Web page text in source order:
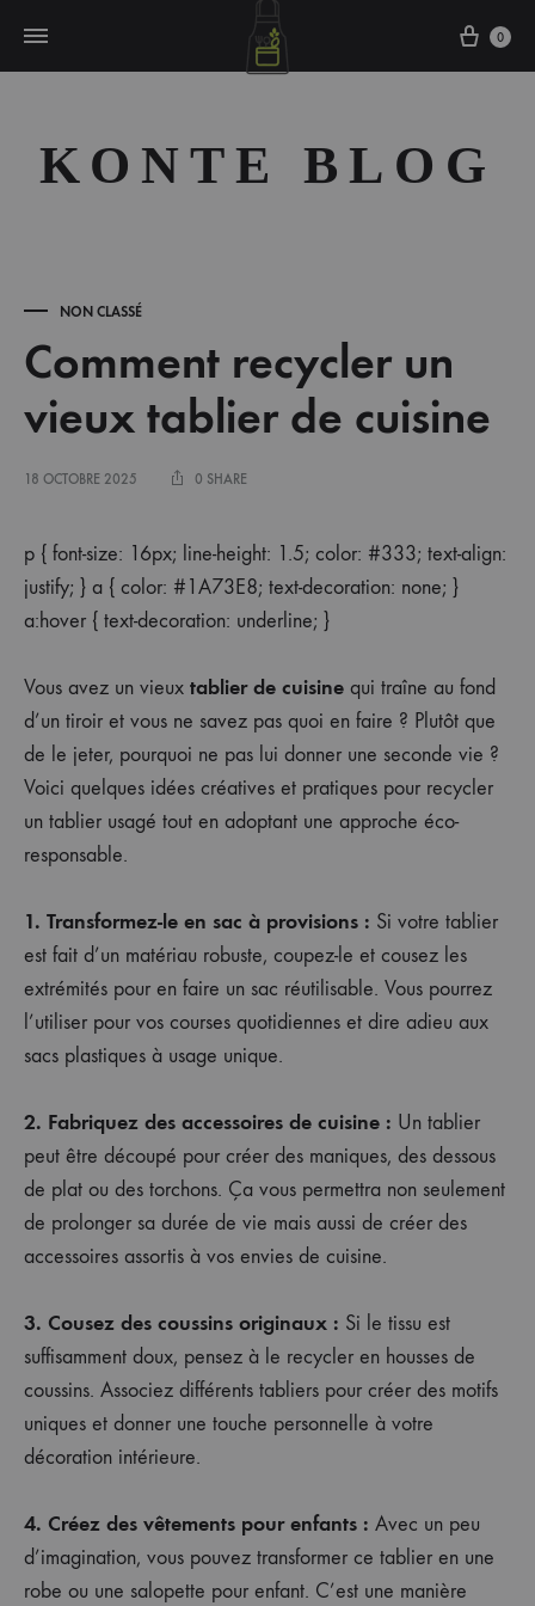
Cart
0
KONTE BLOG
NON CLASSÉ
Comment recycler un
vieux tablier de cuisine
18 OCTOBRE 2025 0 SHARE
p { font-size: 16px; line-height: 1.5; color: #333; text-align:
justify; } a { color: #1A73E8; text-decoration: none; }
a:hover { text-decoration: underline; }
Vous avez un vieux tablier de cuisine qui traîne au fond
d’un tiroir et vous ne savez pas quoi en faire ? Plutôt que
de le jeter, pourquoi ne pas lui donner une seconde vie ?
Voici quelques idées créatives et pratiques pour recycler
un tablier usagé tout en adoptant une approche éco-
responsable.
1. Transformez-le en sac à provisions : Si votre tablier
est fait d’un matériau robuste, coupez-le et cousez les
extrémités pour en faire un sac réutilisable. Vous pourrez
l’utiliser pour vos courses quotidiennes et dire adieu aux
sacs plastiques à usage unique.
2. Fabriquez des accessoires de cuisine : Un tablier
peut être découpé pour créer des maniques, des dessous
de plat ou des torchons. Ça vous permettra non seulement
de prolonger sa durée de vie mais aussi de créer des
accessoires assortis à vos envies de cuisine.
3. Cousez des coussins originaux : Si le tissu est
suffisamment doux, pensez à le recycler en housses de
coussins. Associez différents tabliers pour créer des motifs
uniques et donner une touche personnelle à votre
décoration intérieure.
4. Créez des vêtements pour enfants : Avec un peu
d’imagination, vous pouvez transformer ce tablier en une
robe ou une salopette pour enfant. C’est une manière